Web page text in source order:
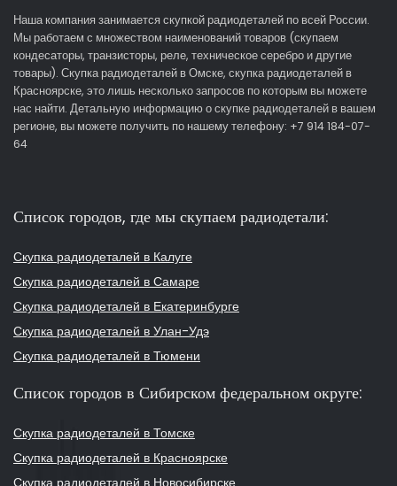
Наша компания занимается скупкой радиодеталей по всей России.
Мы работаем с множеством наименований товаров (скупаем
кондесаторы, транзисторы, реле, техническое серебро и другие
товары). Скупка радиодеталей в Омске, скупка радиодеталей в
Красноярске, это лишь несколько запросов по которым вы можете
нас найти. Детальную информацию о скупке радиодеталей в вашем
регионе, вы можете получить по нашему телефону: +7 914 184-07-
64
Список городов, где мы скупаем радиодетали:
Скупка радиодеталей в Калуге
Скупка радиодеталей в Самаре
Скупка радиодеталей в Екатеринбурге
Скупка радиодеталей в Улан-Удэ
Скупка радиодеталей в Тюмени
Список городов в Сибирском федеральном округе:
Скупка радиодеталей в Томске
Скупка радиодеталей в Красноярске
Скупка радиодеталей в Новосибирске